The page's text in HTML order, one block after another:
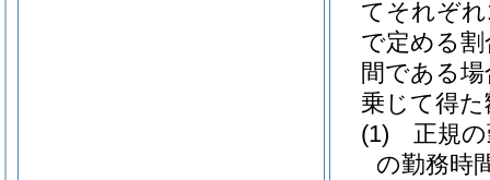
てそれぞ
で定める割
間である
乗じて得
(1)
正規
の勤務時